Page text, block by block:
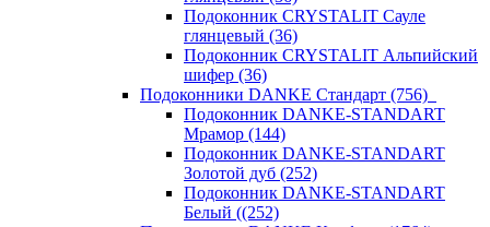
Подоконник CRYSTALIT Сауле
глянцевый (36)
Подоконник CRYSTALIT Альпийский
шифер (36)
Подоконники DANKE Стандарт (756)
Подоконник DANKE-STANDART
Мрамор (144)
Подоконник DANKE-STANDART
Золотой дуб (252)
Подоконник DANKE-STANDART
Белый ((252)